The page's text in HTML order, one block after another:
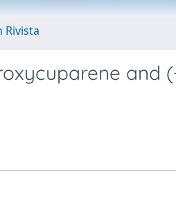
Rivista
and